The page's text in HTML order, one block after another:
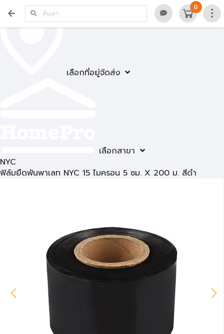
เลือกที่อยู่จัดส่ง
เลือกสาขา
0
NYC
ฟิล์มยืดพันพาเลท NYC 15 ไมครอน 5 ซม. X 200 ม. สีดำ